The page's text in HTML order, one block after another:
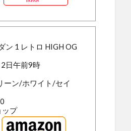
ン 1 レトロ HIGH OG
日午前9時
ーン/ホワイト/セイ
ップ